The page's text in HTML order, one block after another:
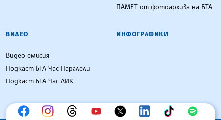
ПАМЕТ от фотоархива на БТА
ВИДЕО
Видео емисия
Подкаст БТА Час Паралели
Подкаст БТА Час ЛИК
ИНФОГРАФИКИ